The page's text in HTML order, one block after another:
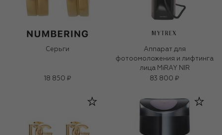
Серьги
18 850 ₽
MYTREX
Аппарат для
фотоомоложения и лифтинга
лица MiRAY NIR
83 800 ₽